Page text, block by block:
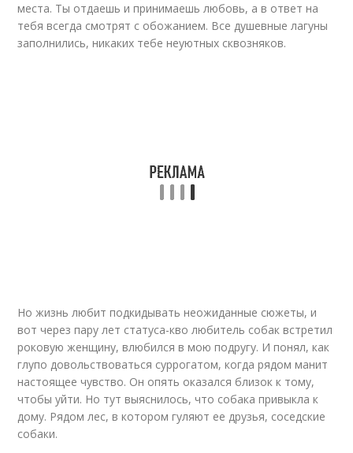
места. Ты отдаешь и принимаешь любовь, а в ответ на
тебя всегда смотрят с обожанием. Все душевные лагуны
заполнились, никаких тебе неуютных сквозняков.
Но жизнь любит подкидывать неожиданные сюжеты, и
вот через пару лет статуса-кво любитель собак встретил
роковую женщину, влюбился в мою подругу. И понял, как
глупо довольствоваться суррогатом, когда рядом манит
настоящее чувство. Он опять оказался близок к тому,
чтобы уйти. Но тут выяснилось, что собака привыкла к
дому. Рядом лес, в котором гуляют ее друзья, соседские
собаки.